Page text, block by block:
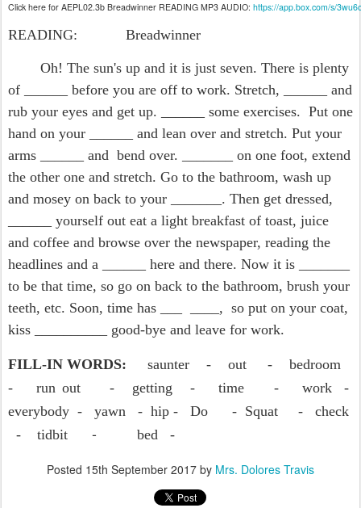
Click here for AEPL02.3b Breadwinner READING MP3 AUDIO: https://app.box.com/s/
READING: Breadwinner
Oh! The sun's up and it is just seven. There is plenty
of ______ before you are off to work. Stretch, ______ and
rub your eyes and get up. ______ some exercises. Put one
hand on your ______ and lean over and stretch. Put your
arms ______ and bend over. _______ on one foot, extend
the other one and stretch. Go to the bathroom, wash up
and mosey on back to your _______. Then get dressed,
______ yourself out eat a light breakfast of toast, juice
and coffee and browse over the newspaper, reading the
headlines and a ______ here and there. Now it is _______
to be that time, so go on back to the bathroom, brush your
teeth, etc. Soon, time has ___ ____, so put on your coat,
kiss __________ good-bye and leave for work.
FILL-IN WORDS: saunter - out - bedroom
- run out - getting - time - work -
everybody - yawn - hip - Do - Squat - check
- tidbit
- bed -
Posted 15th September 2017 by Mrs. Dolores Travis